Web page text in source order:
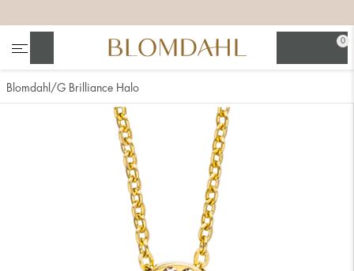
0
Blomdahl G Brilliance Halo